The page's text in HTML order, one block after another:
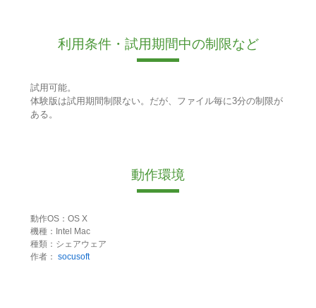
利用条件・試用期間中の制限など
試用可能。
体験版は試用期間制限ない。だが、ファイル毎に3分の制限が
ある。
動作環境
動作OS：OS X
機種：Intel Mac
種類：シェアウェア
作者： socusoft